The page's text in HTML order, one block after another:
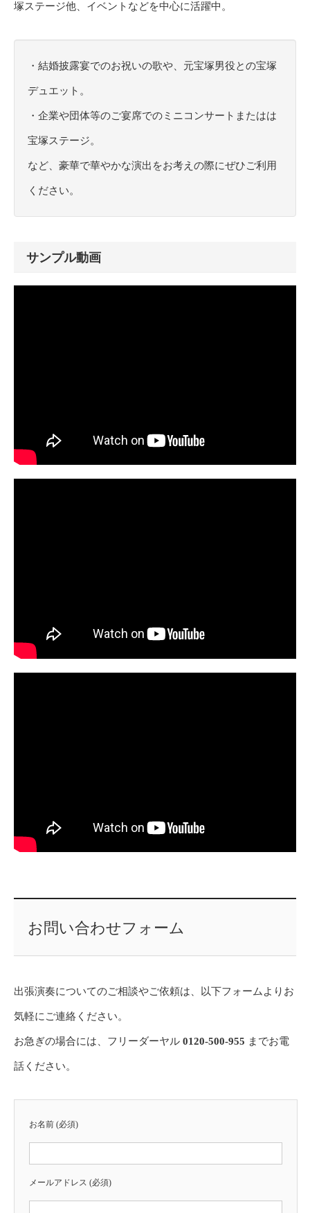
塚ステージ他、イベントなどを中心に活躍中。
・結婚披露宴でのお祝いの歌や、元宝塚男役との宝塚
デュエット。
・企業や団体等のご宴席でのミニコンサートまたはは
宝塚ステージ。
など、豪華で華やかな演出をお考えの際にぜひご利用
ください。
サンプル動画
お問い合わせフォーム
出張演奏についてのご相談やご依頼は、以下フォームよりお
気軽にご連絡ください。
お急ぎの場合には、フリーダーヤル 0120-500-955 までお電
話ください。
お名前 (必須)
メールアドレス (必須)